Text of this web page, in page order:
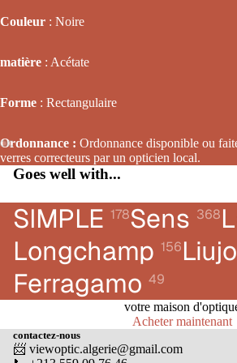
Couleur : Noire
matière : Acétate
Forme : Rectangulaire
Ordonnance : Ordonnance disponible ou
verres correcteurs par un opticien local.
Goes well with...
SIMPLE 178Sens 368
Longchamp 156Liujo
Ferragamo 49
votre maison
Acheter maintenant
contactez-nous
📨 viewoptic.algerie@gmail.com